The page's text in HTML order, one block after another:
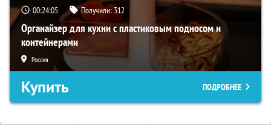
00:24:04 Получили: 312
Органайзер для кухни с пластиковым подносом и
контейнерами
Россия
Купить ПОДРОБНЕЕ